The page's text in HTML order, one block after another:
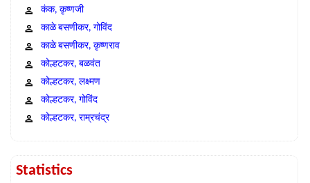
कंक, कृष्णजी
काळे बसणीकर, गोविंद
काळे बसणीकर, कृष्णराव
कोल्हटकर, बळवंत
कोल्हटकर, लक्ष्मण
कोल्हटकर, गोविंद
कोल्हटकर, राम्रचंद्र
Statistics